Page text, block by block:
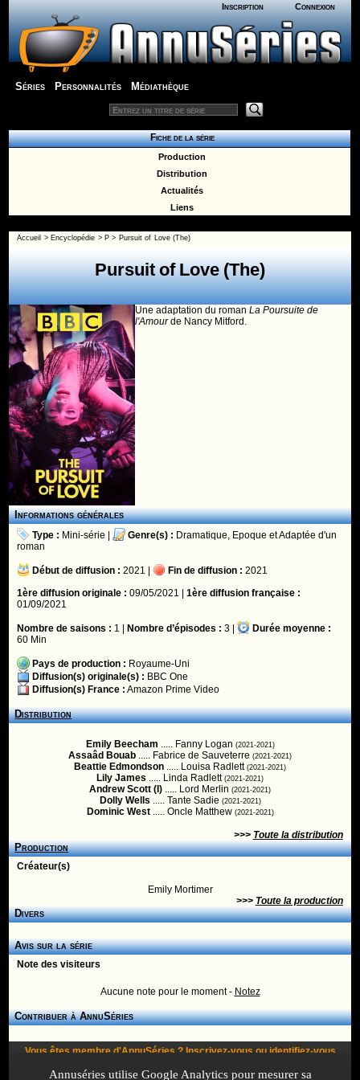
Inscription Connexion
Séries Personnalités Médiathèque
Fiche de la série
Production
Distribution
Actualités
Liens
Accueil > Encyclopédie > P > Pursuit of Love (The)
Pursuit of Love (The)
Une adaptation du romanLa Poursuite de
l'Amourde Nancy Mitford.
Informations générales
Type : Mini-série | Genre(s) : Dramatique, Epoque etAdaptée d'un
roman
Début de diffusion : 2021 | Fin de diffusion : 2021
1ère diffusion originale : 09/05/2021 |1ère diffusion française :
01/09/2021
Nombre de saisons : 1 | Nombre d’épisodes : 3 |
Durée moyenne :
60 Min
Pays de production : Royaume-Uni
Diffusion(s) originale(s) : BBC One
Diffusion(s) France : Amazon Prime Video
Distribution
Emily Beecham ..... Fanny Logan (2021-2021)
Assaâd Bouab ..... Fabrice de Sauveterre (2021-2021)
Beattie Edmondson ..... Louisa Radlett (2021-2021)
Lily James ..... Linda Radlett (2021-2021)
Andrew Scott (I) ..... Lord Merlin (2021-2021)
Dolly Wells ..... Tante Sadie (2021-2021)
Dominic West..... Oncle Matthew (2021-2021)
>>> Toute la distribution
Production
Créateur(s)
Emily Mortimer
>>> Toute la production
Divers
Avis sur la série
Note des visiteurs
Aucune note pour le moment - Notez
Contribuer à AnnuSéries
Vous êtes membre d'AnnuSéries ? Inscrivez-vous ou identifiez-vous
série !
Annuséries utilise Google Analytics pour mesurer sa